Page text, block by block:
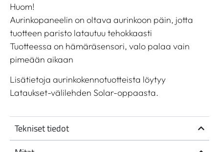
Huom!
Aurinkopaneelin on oltava aurinkoon päin, jotta
tuotteen paristo latautuu tehokkaasti
Tuotteessa on hämäräsensori, valo palaa vain
pimeään aikaan
Lisätietoja aurinkokennotuotteista löytyy
Lataukset-välilehden Solar-oppaasta.
Tekniset tiedot